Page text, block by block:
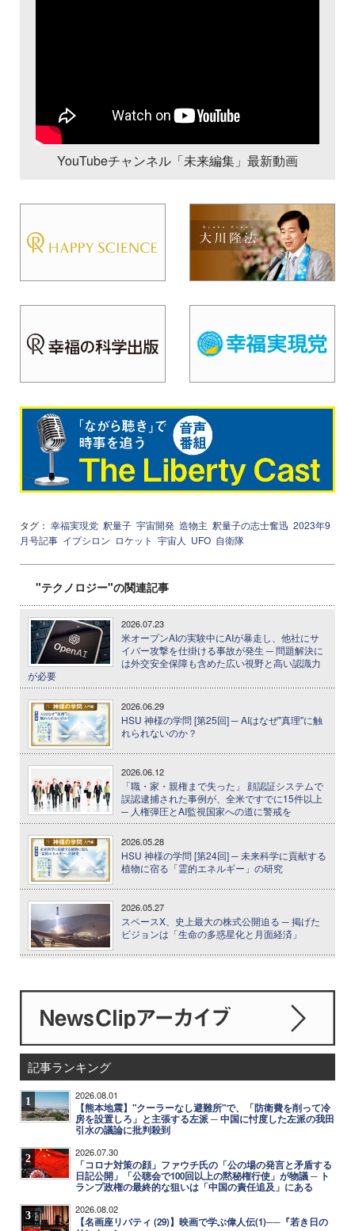
YouTubeチャンネル「未来編集」最新動画
タグ： 幸福実現党 釈量子 宇宙開発 造物主 釈量子の志士奮迅 2023年9
月号記事 イプシロン ロケット 宇宙人 UFO 自衛隊
"テクノロジー"の関連記事
2026.07.23
米オープンAIの実験中にAIが暴走し、他社にサ
イバー攻撃を仕掛ける事故が発生 ─ 問題解決に
は外交安全保障も含めた広い視野と高い認識力
が必要
2026.06.29
HSU 神様の学問 [第25回] ─ AIはなぜ"真理"に触
れられないのか？
2026.06.12
「職・家・親権まで失った」 顔認証システムで
誤認逮捕された事例が、全米ですでに15件以上
─ 人権弾圧とAI監視国家への道に警戒を
2026.05.28
HSU 神様の学問 [第24回] ─ 未来科学に貢献する
植物に宿る「霊的エネルギー」の研究
2026.05.27
スペースX、史上最大の株式公開迫る ─ 掲げた
ビジョンは「生命の多惑星化と月面経済」
記事ランキング
1 2026.08.01
【熊本地震】"クーラーなし避難所"で、「防衛費を削って冷
房を設置しろ」と主張する左派 ─ 中国に忖度した左派の我田
引水の議論に批判殺到
2 2026.07.30
「コロナ対策の顔」ファウチ氏の「公の場の発言と矛盾する
日記公開」「公聴会で100回以上の黙秘権行使」が物議 ─ ト
ランプ政権の最終的な狙いは「中国の責任追及」にある
3 2026.08.02
【名画座リバティ (29)】映画で学ぶ偉人伝(1)──『若き日の